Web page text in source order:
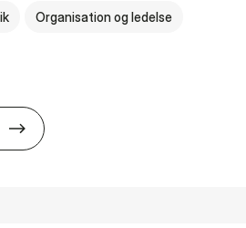
Organisation og ledelse
HA(kom.) - erhvervs­økonomi